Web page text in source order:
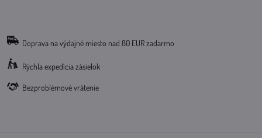
Doprava na výdajné miesto nad 80 EUR zadarmo
Rýchla expedícia zásielok
Bezproblémové vrátenie